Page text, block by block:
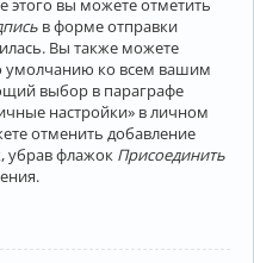
в форме отправки
Вы также можете
умолчанию ко всем вашим
выбор в параграфе
настройки» в личном
отменить добавление
убрав флажок Присоединить